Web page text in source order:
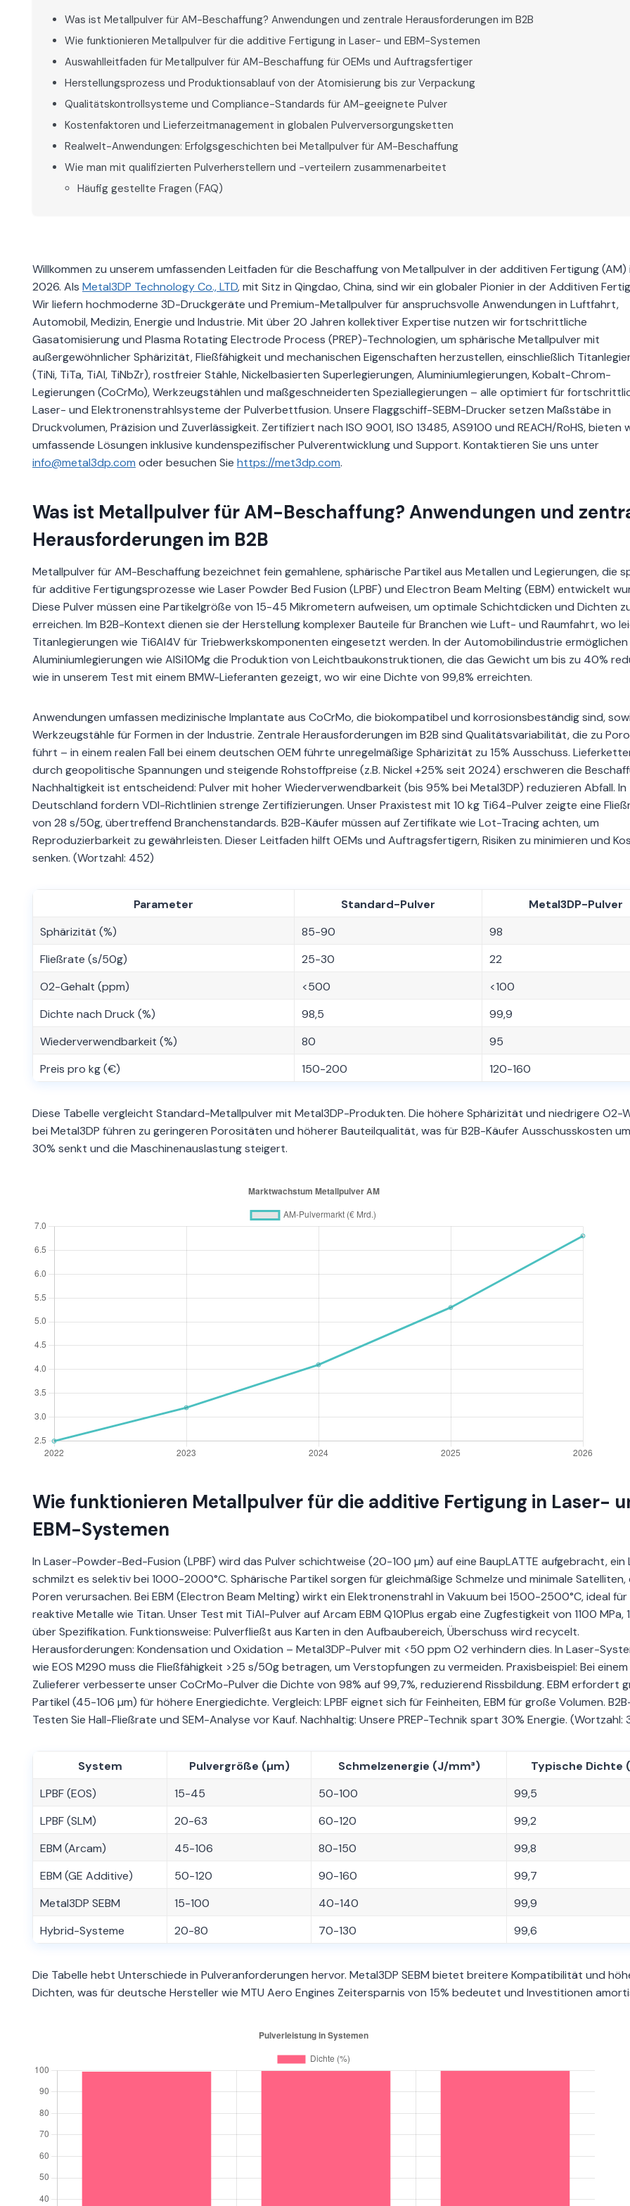
Was ist Metallpulver für AM-Beschaffung? Anwendungen und zentrale Herausforderungen im B2B
Wie funktionieren Metallpulver für die additive Fertigung in Laser- und EBM-Systemen
Auswahlleitfaden für Metallpulver für AM-Beschaffung für OEMs und Auftragsfertiger
Herstellungsprozess und Produktionsablauf von der Atomisierung bis zur Verpackung
Qualitätskontrollsysteme und Compliance-Standards für AM-geeignete Pulver
Kostenfaktoren und Lieferzeitmanagement in globalen Pulverversorgungsketten
Realwelt-Anwendungen: Erfolgsgeschichten bei Metallpulver für AM-Beschaffung
Wie man mit qualifizierten Pulverherstellern und -verteilern zusammenarbeitet
Häufig gestellte Fragen (FAQ)
Willkommen zu unserem umfassenden Leitfaden für die Beschaffung von Metallpulver in der additiven Fertigung (AM)
2026. Als Metal3DP Technology Co., LTD, mit Sitz in Qingdao, China, sind wir ein globaler Pionier in der Additiven
Wir liefern hochmoderne 3D-Druckgeräte und Premium-Metallpulver für anspruchsvolle Anwendungen in Luftfahrt,
Automobil, Medizin, Energie und Industrie. Mit über 20 Jahren kollektiver Expertise nutzen wir fortschrittliche
Gasatomisierung und Plasma Rotating Electrode Process (PREP)-Technologien, um sphärische Metallpulver mit
außergewöhnlicher Sphärizität, Fließfähigkeit und mechanischen Eigenschaften herzustellen, einschließlich
(TiNi, TiTa, TiAl, TiNbZr), rostfreier Stähle, Nickelbasierten Superlegierungen, Aluminiumlegierungen, Kobalt-Chrom-
Legierungen (CoCrMo), Werkzeugstählen und maßgeschneiderten Speziallegierungen – alle optimiert für
Laser- und Elektronenstrahlsysteme der Pulverbettfusion. Unsere Flaggschiff-SEBM-Drucker setzen Maßstäbe in
Druckvolumen, Präzision und Zuverlässigkeit. Zertifiziert nach ISO 9001, ISO 13485, AS9100 und REACH/RoHS, bieten
umfassende Lösungen inklusive kundenspezifischer Pulverentwicklung und Support. Kontaktieren Sie uns unter
info@metal3dp.com oder besuchen Sie https://met3dp.com.
Was ist Metallpulver für AM-Beschaffung? Anwendungen und
Herausforderungen im B2B
Metallpulver für AM-Beschaffung bezeichnet fein gemahlene, sphärische Partikel aus Metallen und Legierungen, die
für additive Fertigungsprozesse wie Laser Powder Bed Fusion (LPBF) und Electron Beam Melting (EBM) entwickelt
Diese Pulver müssen eine Partikelgröße von 15-45 Mikrometern aufweisen, um optimale Schichtdicken und Dichten
erreichen. Im B2B-Kontext dienen sie der Herstellung komplexer Bauteile für Branchen wie Luft- und Raumfahrt, wo
Titanlegierungen wie Ti6Al4V für Triebwerkskomponenten eingesetzt werden. In der Automobilindustrie ermöglichen
Aluminiumlegierungen wie AlSi10Mg die Produktion von Leichtbaukonstruktionen, die das Gewicht um bis zu 40%
wie in unserem Test mit einem BMW-Lieferanten gezeigt, wo wir eine Dichte von 99,8% erreichten.
Anwendungen umfassen medizinische Implantate aus CoCrMo, die biokompatibel und korrosionsbeständig sind,
Werkzeugstähle für Formen in der Industrie. Zentrale Herausforderungen im B2B sind Qualitätsvariabilität, die zu
führt – in einem realen Fall bei einem deutschen OEM führte unregelmäßige Sphärizität zu 15% Ausschuss.
durch geopolitische Spannungen und steigende Rohstoffpreise (z.B. Nickel +25% seit 2024) erschweren die
Nachhaltigkeit ist entscheidend: Pulver mit hoher Wiederverwendbarkeit (bis 95% bei Metal3DP) reduzieren Abfall. In
Deutschland fordern VDI-Richtlinien strenge Zertifizierungen. Unser Praxistest mit 10 kg Ti64-Pulver zeigte eine
von 28 s/50g, übertreffend Branchenstandards. B2B-Käufer müssen auf Zertifikate wie Lot-Tracing achten, um
Reproduzierbarkeit zu gewährleisten. Dieser Leitfaden hilft OEMs und Auftragsfertigern, Risiken zu minimieren und
senken. (Wortzahl: 452)
Parameter Standard-Pulver
Metal3DP-Pulver
Sphärizität (%)
85-90
98
Fließrate (s/50g)
25-30
22
O2-Gehalt (ppm)
<500
<100
Dichte nach Druck (%)
98,5
99,9
Wiederverwendbarkeit (%)
80
95
Preis pro kg (€)
150-200 120-160
Diese Tabelle vergleicht Standard-Metallpulver mit Metal3DP-Produkten. Die höhere Sphärizität und niedrigere O2-
bei Metal3DP führen zu geringeren Porositäten und höherer Bauteilqualität, was für B2B-Käufer Ausschusskosten
30% senkt und die Maschinenauslastung steigert.
Wie funktionieren Metallpulver für die additive Fertigung in Laser-
EBM-Systemen
In Laser-Powder-Bed-Fusion (LPBF) wird das Pulver schichtweise (20-100 µm) auf eine BaupLATTE aufgebracht, ein
schmilzt es selektiv bei 1000-2000°C. Sphärische Partikel sorgen für gleichmäßige Schmelze und minimale Satelliten,
Poren verursachen. Bei EBM (Electron Beam Melting) wirkt ein Elektronenstrahl in Vakuum bei 1500-2500°C, ideal für
reaktive Metalle wie Titan. Unser Test mit TiAl-Pulver auf Arcam EBM Q10Plus ergab eine Zugfestigkeit von 1100 MPa,
über Spezifikation. Funktionsweise: Pulverfließt aus Karten in den Aufbaubereich, Überschuss wird recycelt.
Herausforderungen: Kondensation und Oxidation – Metal3DP-Pulver mit <50 ppm O2 verhindern dies. In Laser-
wie EOS M290 muss die Fließfähigkeit >25 s/50g betragen, um Verstopfungen zu vermeiden. Praxisbeispiel: Bei
Zulieferer verbesserte unser CoCrMo-Pulver die Dichte von 98% auf 99,7%, reduzierend Rissbildung. EBM erfordert
Partikel (45-106 µm) für höhere Energiedichte. Vergleich: LPBF eignet sich für Feinheiten, EBM für große Volumen.
Testen Sie Hall-Fließrate und SEM-Analyse vor Kauf. Nachhaltig: Unsere PREP-Technik spart 30% Energie. (Wortzahl:
System Pulvergröße (µm) Schmelzenergie (J/mm³)
Typische Dichte
LPBF (EOS)
15-45 50-100
99,5
LPBF (SLM)
20-63 60-120
99,2
EBM (Arcam)
45-106 80-150
99,8
EBM (GE Additive)
50-120 90-160
99,7
Metal3DP SEBM
15-100 40-140
99,9
Hybrid-Systeme
20-80 70-130 99,6
Die Tabelle hebt Unterschiede in Pulveranforderungen hervor. Metal3DP SEBM bietet breitere Kompatibilität und
Dichten, was für deutsche Hersteller wie MTU Aero Engines Zeitersparnis von 15% bedeutet und Investitionen